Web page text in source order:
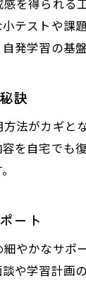
未来
を得られる
テストや課
発学習の基盤
訣
法がカギ
を自宅でも
ート
やかなサポ
や学習計画